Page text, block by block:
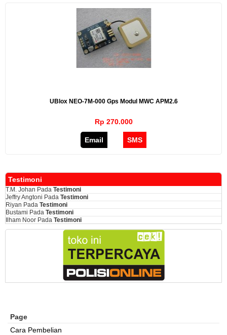
UBlox NEO-7M-000 Gps Modul MWC APM2.6
Rp 270.000
Email SMS
Testimoni
T.M. Johan Pada Testimoni
Jeffry Angtoni Pada Testimoni
Riyan Pada Testimoni
Bustami Pada Testimoni
Ilham Noor Pada Testimoni
Page
Cara Pembelian